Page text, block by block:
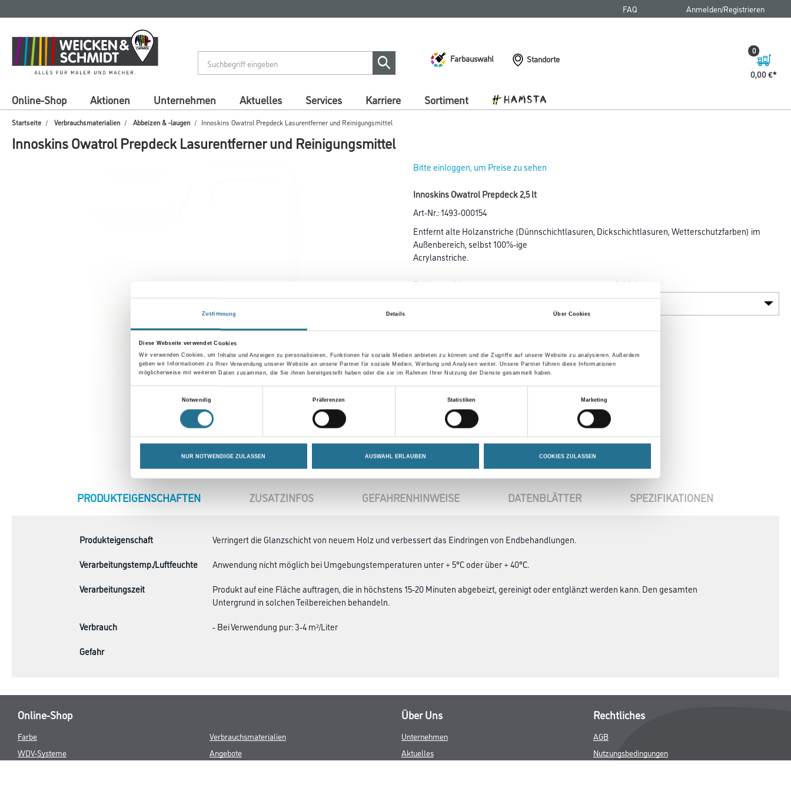
Zustimmung Details Über Cookies
Diese Webseite verwendet Cookies
Wir verwenden Cookies, um Inhalte und Anzeigen zu personalisieren, Funktionen für soziale Medien anbieten zu können und die Zugriffe auf unsere Website zu analysieren. Außerdem
geben wir Informationen zu Ihrer Verwendung unserer Website an unsere Partner für soziale Medien, Werbung und Analysen weiter. Unsere Partner führen diese Informationen
möglicherweise mit weiteren Daten zusammen, die Sie ihnen bereitgestellt haben oder die sie im Rahmen Ihrer Nutzung der Dienste gesammelt haben.
Notwendig
Präferenzen Statistiken Marketing
NUR NOTWENDIGE ZULASSEN AUSWAHL ERLAUBEN COOKIES ZULASSEN
springen
springen
FAQ Anmelden/Registrieren
Farbauswahl
Standorte
0,00 €
0
Online-Shop Aktionen Unternehmen Aktuelles Services Karriere Sortiment
Startseite Verbrauchsmaterialien Abbeizen & -laugen Innoskins Owatrol Prepdeck Lasurentferner und Reinigungsmittel
Innoskins Owatrol Prepdeck Lasurentferner und Reinigungsmittel
Bitte einloggen, um Preise zu sehen
Innoskins Owatrol Prepdeck 2,5 lt
Art-Nr.:1493-000154
Entfernt alte Holzanstriche (Dünnschichtlasuren, Dickschichtlasuren, Wetterschutzfarben) im
Außenbereich, selbst 100%-ige
Acrylanstriche.
Farbtonbezeichnung Gebinde
Umrechnungsfaktoren
CURRENT
PRODUKTEIGENSCHAFTEN ZUSATZINFOS GEFAHRENHINWEISE DATENBLÄTTER SPEZIFIKATIONEN
Produkteigenschaft
Verringert die Glanzschicht von neuem Holz und verbessert das Eindringen von Endbehandlungen.
Verarbeitungstemp./Luftfeuchte
Anwendung nicht möglich bei Umgebungstemperaturen unter + 5°C oder über + 40°C.
Verarbeitungszeit
Produkt auf eine Fläche auftragen, die in höchstens 15-20 Minuten abgebeizt, gereinigt oder entglänzt werden kann. Den gesamten
Untergrund in solchen Teilbereichen behandeln.
Verbrauch
- Bei Verwendung pur: 3-4 m²/Liter
Gefahr
Online-Shop
Farbe
WDV-Systeme
Verbrauchsmaterialien
Angebote
Über Uns
Unternehmen
Aktuelles
Rechtliches
AGB
Nutzungsbedingungen